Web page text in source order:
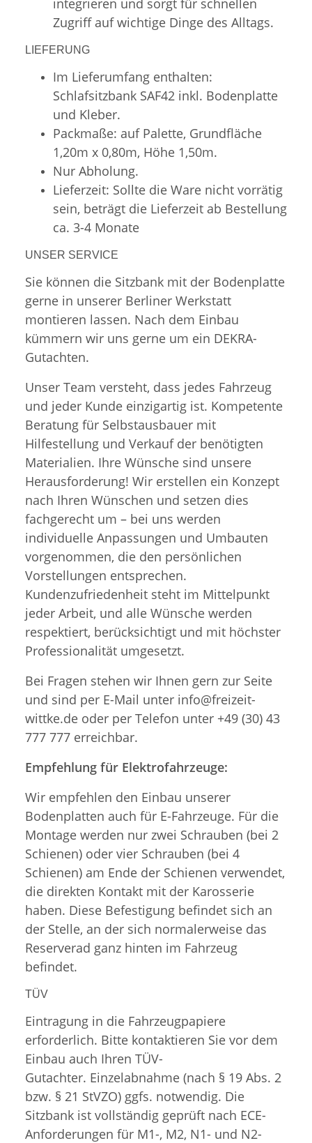
Zugriff auf wichtige Dinge des Alltags.
LIEFERUNG
Im Lieferumfang enthalten:
Schlafsitzbank SAF42 inkl. Bodenplatte
und Kleber.
Packmaße: auf Palette, Grundfläche
1,20m x 0,80m, Höhe 1,50m.
Nur Abholung.
Lieferzeit: Sollte die Ware nicht vorrätig
sein, beträgt die Lieferzeit ab Bestellung
ca. 3-4 Monate
UNSER SERVICE
Sie können die Sitzbank mit der Bodenplatte
gerne in unserer Berliner Werkstatt
montieren lassen. Nach dem Einbau
kümmern wir uns gerne um ein DEKRA-
Gutachten.
Unser Team versteht, dass jedes Fahrzeug
und jeder Kunde einzigartig ist. Kompetente
Beratung für Selbstausbauer mit
Hilfestellung und Verkauf der benötigten
Materialien. Ihre Wünsche sind unsere
Herausforderung! Wir erstellen ein Konzept
nach Ihren Wünschen und setzen dies
fachgerecht um – bei uns werden
individuelle Anpassungen und Umbauten
vorgenommen, die den persönlichen
Vorstellungen entsprechen.
Kundenzufriedenheit steht im Mittelpunkt
jeder Arbeit, und alle Wünsche werden
respektiert, berücksichtigt und mit höchster
Professionalität umgesetzt.
Bei Fragen stehen wir Ihnen gern zur Seite
und sind per E-Mail unter info@freizeit-
wittke.de oder per Telefon unter +49 (30) 43
777 777 erreichbar.
Empfehlung für Elektrofahrzeuge:
Wir empfehlen den Einbau unserer
Bodenplatten auch für E-Fahrzeuge. Für die
Montage werden nur zwei Schrauben (bei 2
Schienen) oder vier Schrauben (bei 4
Schienen) am Ende der Schienen verwendet,
die direkten Kontakt mit der Karosserie
haben. Diese Befestigung befindet sich an
der Stelle, an der sich normalerweise das
Reserverad ganz hinten im Fahrzeug
befindet.
TÜV
Eintragung in die Fahrzeugpapiere
erforderlich. Bitte kontaktieren Sie vor dem
Einbau auch Ihren TÜV-
Gutachter. Einzelabnahme (nach § 19 Abs. 2
bzw. § 21 StVZO) ggfs. notwendig. Die
Sitzbank ist vollständig geprüft nach ECE-
Anforderungen für M1-, M2, N1- und N2-